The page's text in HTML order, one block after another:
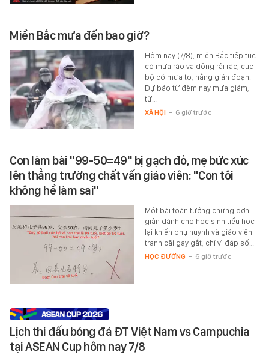
Miền Bắc mưa đến bao giờ?
Hôm nay (7/8), miền Bắc tiếp tục
có mưa rào và dông rải rác, cục
bộ có mưa to, nắng gián đoạn.
Dự báo từ đêm nay mưa giảm,
từ…
XÃ HỘI - 6 giờ trước
Con làm bài "99-50=49" bị gạch đỏ, mẹ bức xúc
lên thẳng trường chất vấn giáo viên: "Con tôi
không hề làm sai"
Một bài toán tưởng chừng đơn
giản dành cho học sinh tiểu học
lại khiến phụ huynh và giáo viên
tranh cãi gay gắt, chỉ vì đáp số…
HỌC ĐƯỜNG - 6 giờ trước
Lịch thi đấu bóng đá ĐT Việt Nam vs Campuchia
tại ASEAN Cup hôm nay 7/8